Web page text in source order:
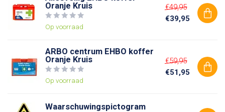
Oranje Kruis
Op voorraad
€49,95
€39,95
ARBO centrum EHBO koffer
Oranje Kruis
Op voorraad
€59,95
€51,95
Waarschuwingspictogram